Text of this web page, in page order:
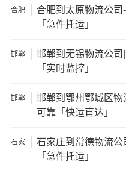
★ 为了提高邯郸到乌海货
们的服务提出意见或建议
的需求做出不懈的努力，
# 乌海专线
# 物流专线
# 物流公
合肥
合肥到太原物流公
「急件托运」
邯郸
邯郸到无锡物流公
「实时监控」
邯郸
邯郸到鄂州鄂城区
可靠「快运直达」
石家
石家庄到常德物流公
「急件托运」